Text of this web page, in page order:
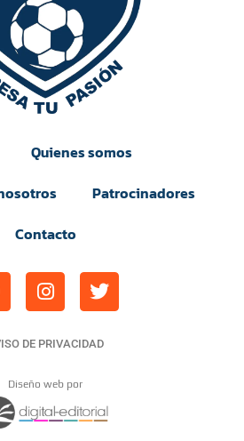
Quienes somos
Patrocinadores
Contacto
DE PRIVACIDAD
Diseño web por